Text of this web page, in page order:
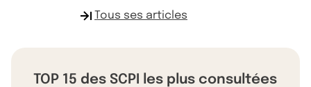
Tous ses articles
TOP 15 des SCPI les plus consultées